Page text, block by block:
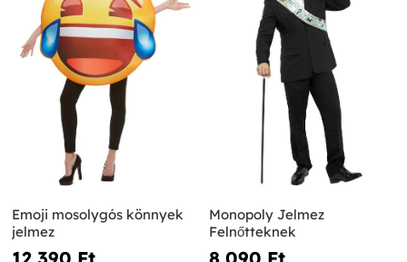
Emoji mosolygós könnyek
jelmez
Monopoly Jelmez
Felnőtteknek